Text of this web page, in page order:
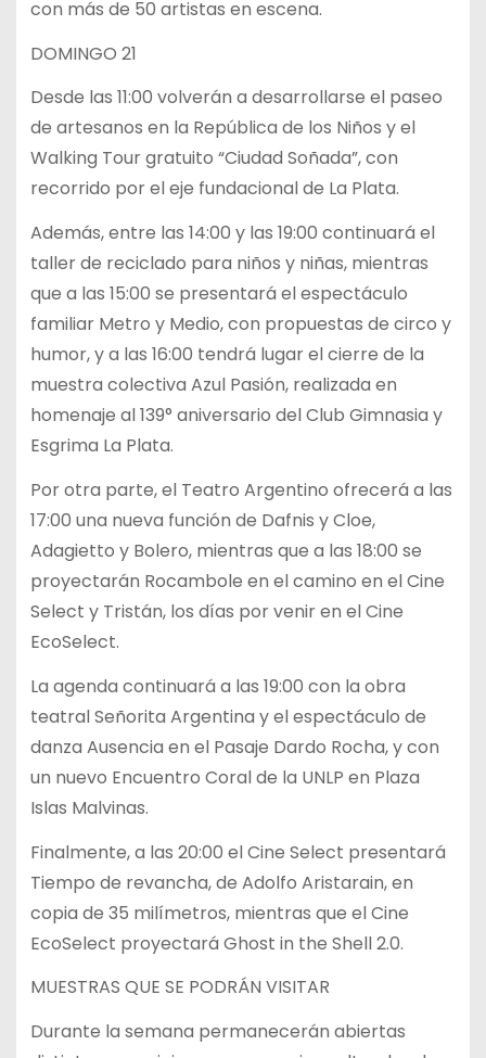
con más de 50 artistas en escena.
DOMINGO 21
Desde las 11:00 volverán a desarrollarse el paseo
de artesanos en la República de los Niños y el
Walking Tour gratuito “Ciudad Soñada”, con
recorrido por el eje fundacional de La Plata.
Además, entre las 14:00 y las 19:00 continuará el
taller de reciclado para niños y niñas, mientras
que a las 15:00 se presentará el espectáculo
familiar Metro y Medio, con propuestas de circo y
humor, y a las 16:00 tendrá lugar el cierre de la
muestra colectiva Azul Pasión, realizada en
homenaje al 139° aniversario del Club Gimnasia y
Esgrima La Plata.
Por otra parte, el Teatro Argentino ofrecerá a las
17:00 una nueva función de Dafnis y Cloe,
Adagietto y Bolero, mientras que a las 18:00 se
proyectarán Rocambole en el camino en el Cine
Select y Tristán, los días por venir en el Cine
EcoSelect.
La agenda continuará a las 19:00 con la obra
teatral Señorita Argentina y el espectáculo de
danza Ausencia en el Pasaje Dardo Rocha, y con
un nuevo Encuentro Coral de la UNLP en Plaza
Islas Malvinas.
Finalmente, a las 20:00 el Cine Select presentará
Tiempo de revancha, de Adolfo Aristarain, en
copia de 35 milímetros, mientras que el Cine
EcoSelect proyectará Ghost in the Shell 2.0.
MUESTRAS QUE SE PODRÁN VISITAR
Durante la semana permanecerán abiertas